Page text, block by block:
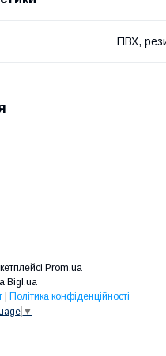
ПВХ,
Prom.ua
Bigl.ua
| Політика конфіденційності
▼